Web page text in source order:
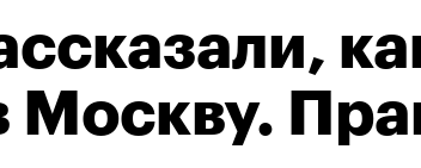
Москву.